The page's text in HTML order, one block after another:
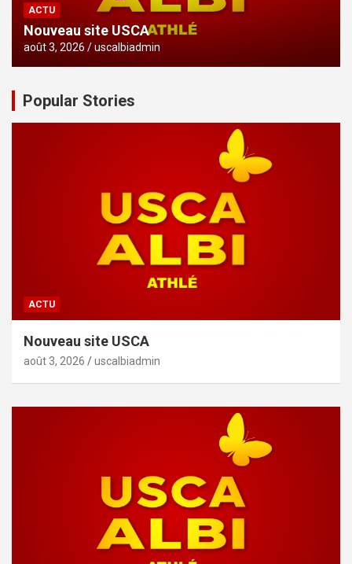
ACTU
Nouveau site USCA
août 3, 2026 uscalbiadmin
Popular Stories
ACTU
Nouveau site USCA
août 3, 2026 uscalbiadmin